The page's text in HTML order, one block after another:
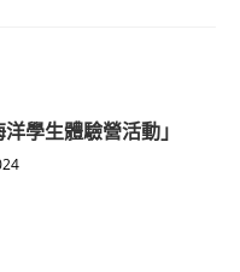
學生體驗營活動」